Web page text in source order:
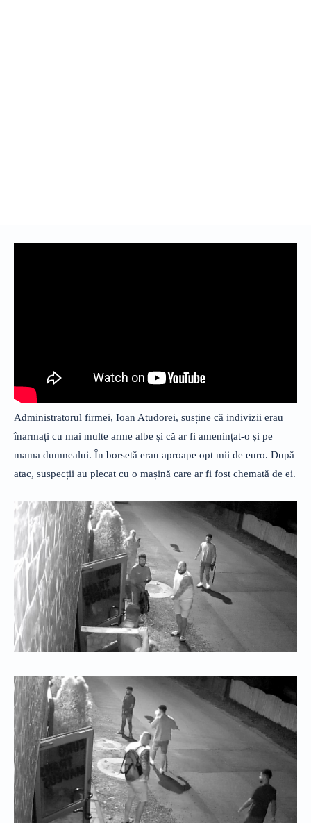
Administratorul firmei, Ioan Atudorei, susține că indivizii erau
înarmați cu mai multe arme albe și că ar fi amenințat-o și pe
mama dumnealui. În borsetă erau aproape opt mii de euro. După
atac, suspecții au plecat cu o mașină care ar fi fost chemată de ei.